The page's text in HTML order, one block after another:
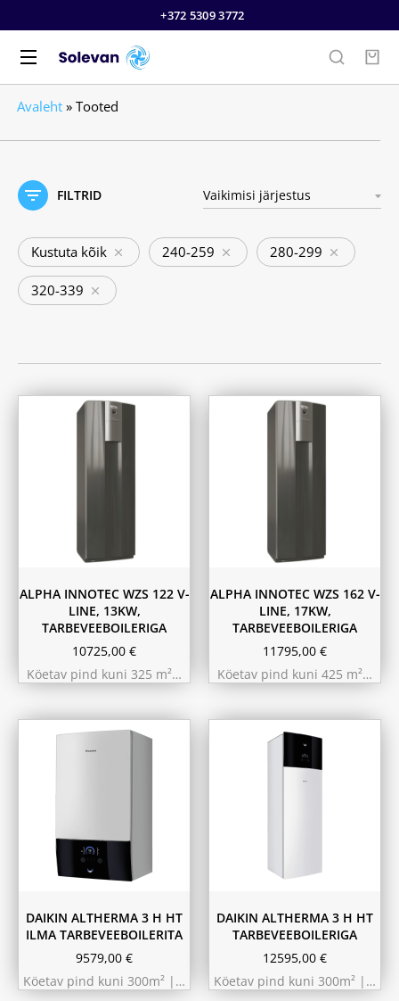
+372 5309 3772
Avaleht » Tooted
FILTRID
Kustuta kõik 240-259 280-299
320-339
ALPHA INNOTEC WZS 122 V-
LINE, 13KW,
TARBEVEEBOILERIGA
10725,00 €
Köetav pind kuni 325 m²…
ALPHA INNOTEC WZS 162 V-
LINE, 17KW,
TARBEVEEBOILERIGA
11795,00 €
Köetav pind kuni 425 m²…
10.44 kW 260m²
9.75 kW 220m²
DAIKIN ALTHERMA 3 H HT
ILMA TARBEVEEBOILERITA
9579,00 €
Köetav pind kuni 300m² |…
230L
DAIKIN ALTHERMA 3 H HT
TARBEVEEBOILERIGA
12595,00 €
Köetav pind kuni 300m² |…